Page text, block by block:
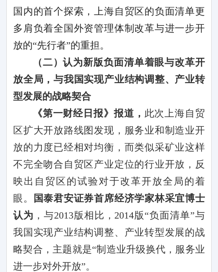
国内的首个探索，上海自贸区的负面清单更
多肩负着全国外资管理体制改革与进一步开
放的“先行者”的重担。
（二）认为新版负面清单着眼与改革开
放全局，与我国实现产业结构调整、产业转
型发展的战略契合
《第一财经日报》报道， 此次上海自贸
区扩大开放路线图发现，服务业和制造业开
放的力度已经相对均衡，而类似采矿业这样
不完全吻合自贸区产业定位的行业开放，反
映出自贸区的试验对于改革开放全局的着
眼。
国泰君安证券首席经济学家林采宜博士
认为 ，与2013版相比， 2014版“负面清单”与
我国实现产业结构调整、产业转型发展的战
略契合，主题就是“制造业升级换代，服务业
进一步对外开放”。